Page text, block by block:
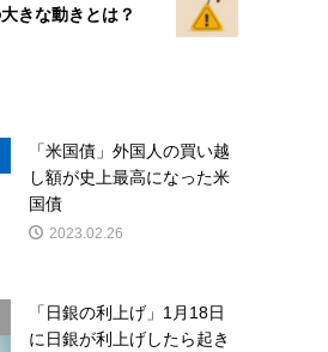
きな動きとは？
「米国債」外国人の買い越
し額が史上最高になった米
国債
2023.02.26
「日銀の利上げ」1月18日
に日銀が利上げしたら起き